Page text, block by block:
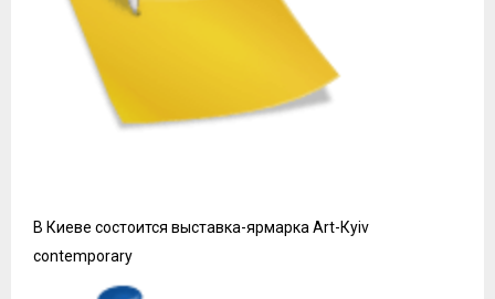
В Киеве состоится выставка-ярмарка Art-Кyiv
contemporary